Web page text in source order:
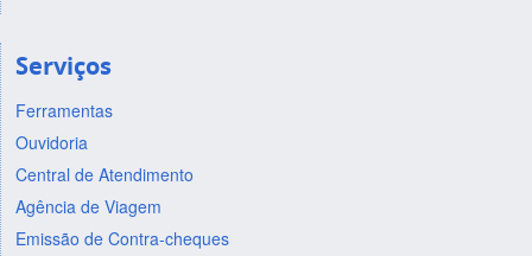
Serviços
Ferramentas
Ouvidoria
Central de Atendimento
Agência de Viagem
Emissão de Contra-cheques